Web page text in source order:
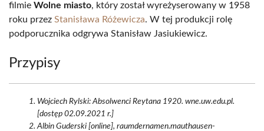
filmie Wolne miasto, który został wyreżyserowany w 1958
roku przez Stanisława Różewicza. W tej produkcji rolę
podporucznika odgrywa Stanisław Jasiukiewicz.
Przypisy
Wojciech Rylski: Absolwenci Reytana 1920. wne.uw.edu.pl.
[dostęp 02.09.2021 r.]
Albin Guderski [online], raumdernamen.mauthausen-